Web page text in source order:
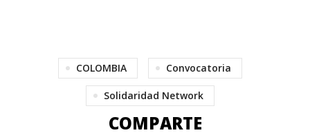
COLOMBIA Convocatoria
Solidaridad Network